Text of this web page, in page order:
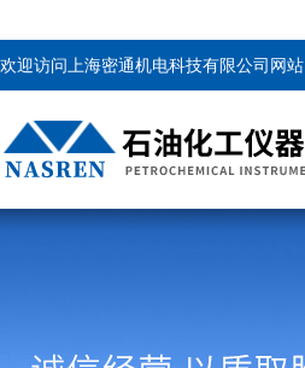
欢迎访问上海密通机电科技有限公司网站